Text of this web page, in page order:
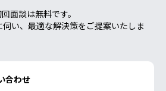
面談は無料です。
い、最適な解決策をご提案いたしま
合わせ